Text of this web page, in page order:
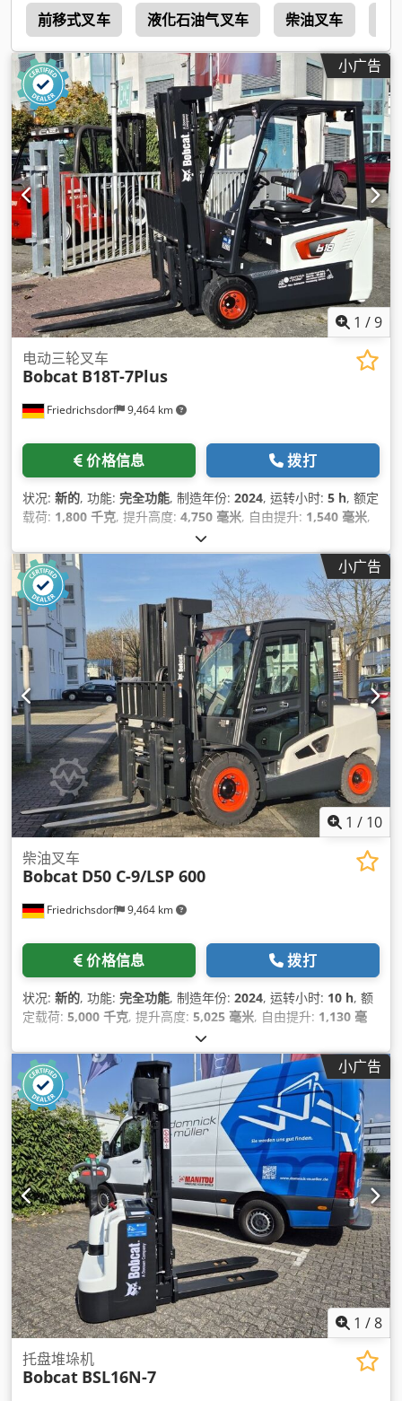
前移式叉车 液化石油气叉车 柴油叉车
小广告
1 /9
Friedrichsdorf 9,464 km
电动三轮叉车
Bobcat B18T-7Plus
价格信息 拨打
状况: 新的, 功能: 完全功能, 制造年份: 2024, 运转小时: 5 h, 额定
载荷: 1,800 千克, 提升高度: 4,750 毫米, 自由提升: 1,540 毫米,
三重式 (triplex)
米, 功率:6 千瓦 (8.16 马力), 叉架宽度:902 毫米, 叉长:1,200 毫
米, 空载重量: 1,991 毫米
, 驱动类型:
Elektro, 施工宽度:
小广告
1 / 10
Friedrichsdorf 9,464 km
柴油叉车
Bobcat D50 C-9/LSP 600
价格信息 拨打
状况: 新的, 功能: 完全功能, 制造年份: 2024, 运转小时: 10 h, 额
定载荷: 5,000 千克, 提升高度: 5,025 毫米, 自由提升: 1,130 毫
三重式 (triplex)
毫米, 功率:55 千瓦 (74.78 马力), 叉架宽度:1,300 毫米, 叉长:
1,200 毫米 , 空载重量:6,930 千克, 总长度:3,300 毫米, 驱动类
型:Diesel, 施工宽度: 1,455 毫米,
小广告
1 /8
托盘堆垛机
Bobcat BSL16N-7